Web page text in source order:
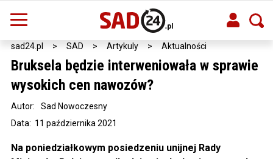
sad24.pl > SAD > Artykuly > Aktualności
Bruksela będzie interweniowała w sprawie
wysokich cen nawozów?
Data: 11 października 2021
Autor: Sad Nowoczesny
Na poniedziałkowym posiedzeniu unijnej Rady